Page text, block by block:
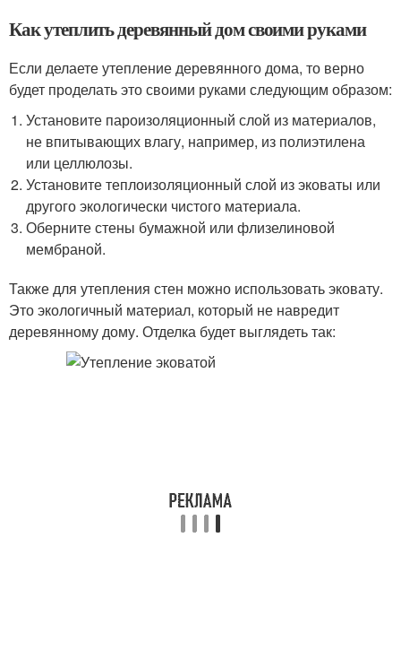
Как утеплить деревянный дом своими руками
Если делаете утепление деревянного дома, то верно
будет проделать это своими руками следующим образом:
Установите пароизоляционный слой из материалов,
не впитывающих влагу, например, из полиэтилена
или целлюлозы.
Установите теплоизоляционный слой из эковаты или
другого экологически чистого материала.
Оберните стены бумажной или флизелиновой
мембраной.
Также для утепления стен можно использовать эковату.
Это экологичный материал, который не навредит
деревянному дому. Отделка будет выглядеть так: